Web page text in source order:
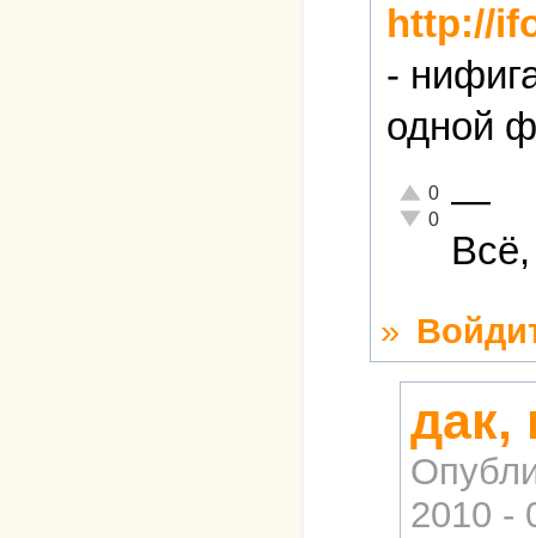
http://
-
одной
Отлично!
0
Неадекватно!
0 —
»
дак,
2010 -